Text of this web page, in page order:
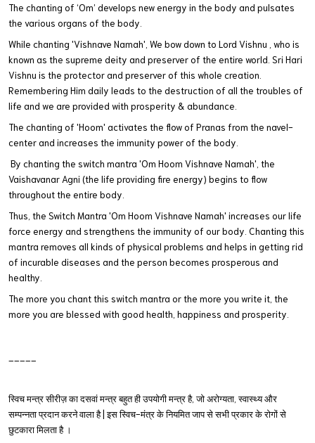
The chanting of ‘Om’ develops new energy in the body and pulsates
the various organs of the body.
While chanting 'Vishnave Namah', We bow down to Lord Vishnu , who is
known as the supreme deity and preserver of the entire world. Sri Hari
Vishnu is the protector and preserver of this whole creation.
Remembering Him daily leads to the destruction of all the troubles of
life and we are provided with prosperity & abundance.
The chanting of 'Hoom' activates the flow of Pranas from the navel-
center and increases the immunity power of the body.
By chanting the switch mantra 'Om Hoom Vishnave Namah', the
Vaishavanar Agni (the life providing fire energy) begins to flow
throughout the entire body.
Thus, the Switch Mantra 'Om Hoom Vishnave Namah' increases our life
force energy and strengthens the immunity of our body. Chanting this
mantra removes all kinds of physical problems and helps in getting rid
of incurable diseases and the person becomes prosperous and
healthy.
The more you chant this switch mantra or the more you write it, the
more you are blessed with good health, happiness and prosperity.
स्विच मन्त्र सीरीज़ का दसवां मन्त्र बहुत ही उपयोगी मन्त्र है, जो अरोग्यता, स्वास्थ्य और
सम्पन्नता प्रदान करने वाला है | इस स्विच-मंत्र के नियमित जाप से सभी प्रकार के रोगों से
छुटकारा मिलता है ।